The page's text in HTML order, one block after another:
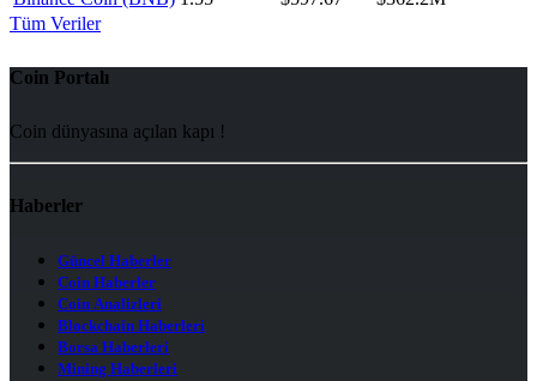
Tüm Veriler
Coin Portalı
Coin dünyasına açılan kapı !
Haberler
Güncel Haberler
Coin Haberler
Coin Analizleri
Blockchain Haberleri
Borsa Haberleri
Mining Haberleri